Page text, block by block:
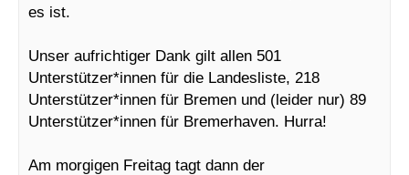
es ist.
Unser aufrichtiger Dank gilt allen 501
Unterstützer*innen für die Landesliste, 218
Unterstützer*innen für Bremen und (leider nur) 89
Unterstützer*innen für Bremerhaven. Hurra!
Am morgigen Freitag tagt dann der